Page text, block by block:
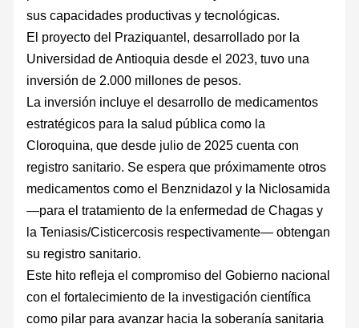
sus capacidades productivas y tecnológicas.
El proyecto del Praziquantel, desarrollado por la
Universidad de Antioquia desde el 2023, tuvo una
inversión de 2.000 millones de pesos.
La inversión incluye el desarrollo de medicamentos
estratégicos para la salud pública como la
Cloroquina, que desde julio de 2025 cuenta con
registro sanitario. Se espera que próximamente otros
medicamentos como el Benznidazol y la Niclosamida
—para el tratamiento de la enfermedad de Chagas y
la Teniasis/Cisticercosis respectivamente— obtengan
su registro sanitario.
Este hito refleja el compromiso del Gobierno nacional
con el fortalecimiento de la investigación científica
como pilar para avanzar hacia la soberanía sanitaria